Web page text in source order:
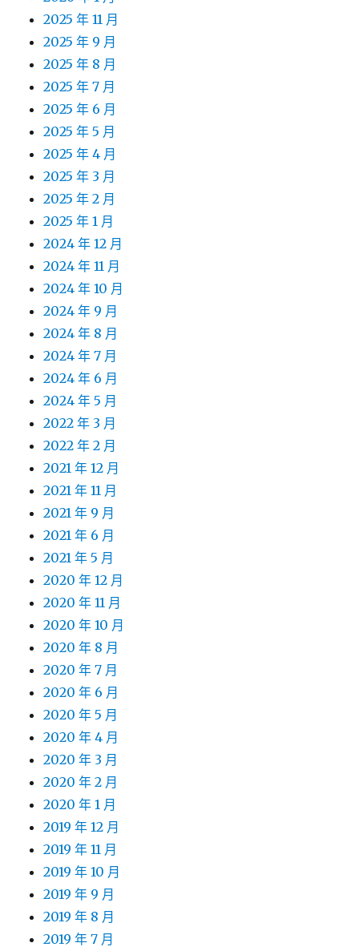
2025 年 11 月
2025 年 9 月
2025 年 8 月
2025 年 7 月
2025 年 6 月
2025 年 5 月
2025 年 4 月
2025 年 3 月
2025 年 2 月
2025 年 1 月
2024 年 12 月
2024 年 11 月
2024 年 10 月
2024 年 9 月
2024 年 8 月
2024 年 7 月
2024 年 6 月
2024 年 5 月
2022 年 3 月
2022 年 2 月
2021 年 12 月
2021 年 11 月
2021 年 9 月
2021 年 6 月
2021 年 5 月
2020 年 12 月
2020 年 11 月
2020 年 10 月
2020 年 8 月
2020 年 7 月
2020 年 6 月
2020 年 5 月
2020 年 4 月
2020 年 3 月
2020 年 2 月
2020 年 1 月
2019 年 12 月
2019 年 11 月
2019 年 10 月
2019 年 9 月
2019 年 8 月
2019 年 7 月